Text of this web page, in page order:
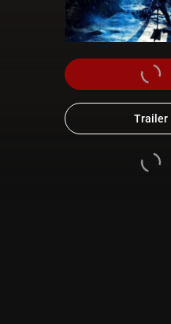
Trailer